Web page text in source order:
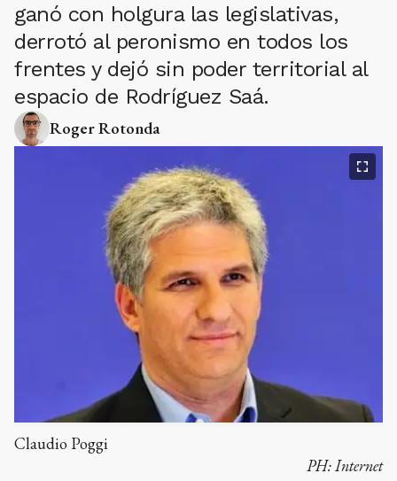
ganó con holgura las legislativas,
derrotó al peronismo en todos los
frentes y dejó sin poder territorial al
espacio de Rodríguez Saá.
Roger Rotonda
Claudio Poggi
PH: Internet